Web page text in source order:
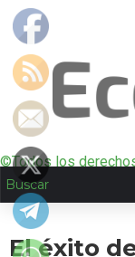
©Todos los
El éxito